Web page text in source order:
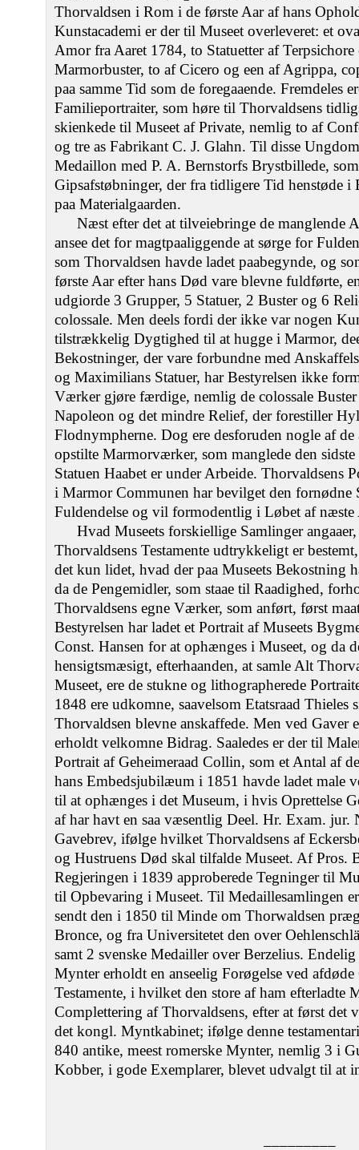
Thorvaldsen i Rom i de første Aar af hans
Kunstacademi er der til Museet overleveret: et
Amor fra Aaret 1784, to Statuetter af
Marmorbuster, to af Cicero og een af Agrippa,
paa samme Tid som de foregaaende. Fremdeles
Familieportraiter, som høre til Thorvaldsens
skienkede til Museet af Private, nemlig to af
og tre as Fabrikant C. J. Glahn. Til disse
Medaillon med P. A. Bernstorfs Brystbillede,
Gipsafstøbninger, der fra tidligere Tid henstøde
paa Materialgaarden.
Næst efter det at tilveiebringe de manglende
ansee det for magtpaaliggende at sørge for
som Thorvaldsen havde ladet paabegynde, og
første Aar efter hans Død vare blevne fuldførte,
udgiorde 3 Grupper, 5 Statuer, 2 Buster og 6
colossale. Men deels fordi der ikke var nogen
tilstrækkelig Dygtighed til at hugge i Marmor,
Bekostninger, der vare forbundne med
og Maximilians Statuer, har Bestyrelsen ikke
Værker gjøre færdige, nemlig de colossale Buster
Napoleon og det mindre Relief, der forestiller
Flodnympherne. Dog ere desforuden nogle af
opstilte Marmorværker, som manglede den sidste
Statuen Haabet er under Arbeide. Thorvaldsens
i Marmor Communen har bevilget den fornødne
Fuldendelse og vil formodentlig i Løbet af
Hvad Museets forskiellige Samlinger
Thorvaldsens Testamente udtrykkeligt er
det kun lidet, hvad der paa Museets Bekostning
da de Pengemidler, som staae til Raadighed,
Thorvaldsens egne Værker, som anført, først
Bestyrelsen har ladet et Portrait af Museets
Const. Hansen for at ophænges i Museet, og da
hensigtsmæsigt, efterhaanden, at samle Alt
Museet, ere de stukne og lithographerede
1848 ere udkomne, saavelsom Etatsraad Thieles
Thorvaldsen blevne anskaffede. Men ved Gaver
erholdt velkomne Bidrag. Saaledes er der til
Portrait af Geheimeraad Collin, som et Antal af
hans Embedsjubilæum i 1851 havde ladet male
til at ophænges i det Museum, i hvis Oprettelse
af har havt en saa væsentlig Deel. Hr. Exam. jur.
Gavebrev, ifølge hvilket Thorvaldsens af
og Hustruens Død skal tilfalde Museet. Af Pros.
Regjeringen i 1839 approberede Tegninger til
til Opbevaring i Museet. Til Medaillesamlingen
sendt den i 1850 til Minde om Thorwaldsen
Bronce, og fra Universitetet den over
samt 2 svenske Medailler over Berzelius.
Mynter erholdt en anseelig Forøgelse ved afdøde
Testamente, i hvilket den store af ham
Complettering af Thorvaldsens, efter at først det
det kongl. Myntkabinet; ifølge denne
840 antike, meest romerske Mynter, nemlig 3 i
Kobber, i gode Exemplarer, blevet udvalgt til at
–––––––––